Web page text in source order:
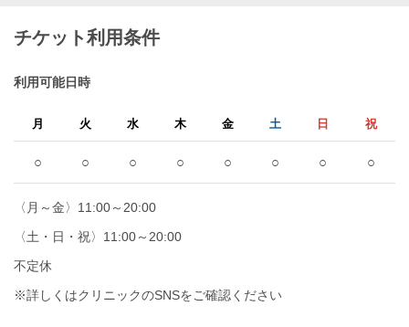
チケット利用条件
利用可能日時
月 火 水 木 金 土 日 祝
○ ○ ○ ○ ○ ○ ○ ○
〈月～金〉11:00～20:00
〈土・日・祝〉11:00～20:00
不定休
※詳しくはクリニックのSNSをご確認ください